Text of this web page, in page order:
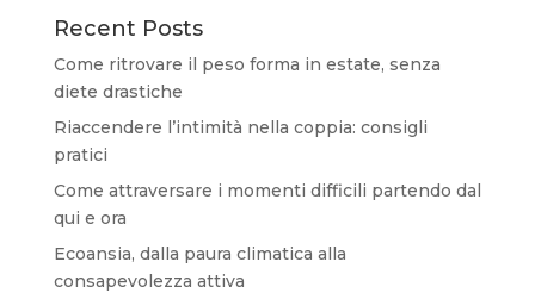
Recent Posts
Come ritrovare il peso forma in estate, senza
diete drastiche
Riaccendere l’intimità nella coppia: consigli
pratici
Come attraversare i momenti difficili partendo dal
qui e ora
Ecoansia, dalla paura climatica alla
consapevolezza attiva